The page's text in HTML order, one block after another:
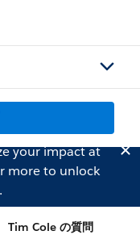
your impact at
more to unlock
Tim Cole の質問